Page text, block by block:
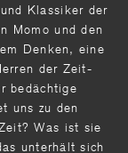
Klassiker der
Momo und den
Denken, eine
der Zeit­
be­dächtige
uns zu den
Was ist sie
unterhält sich